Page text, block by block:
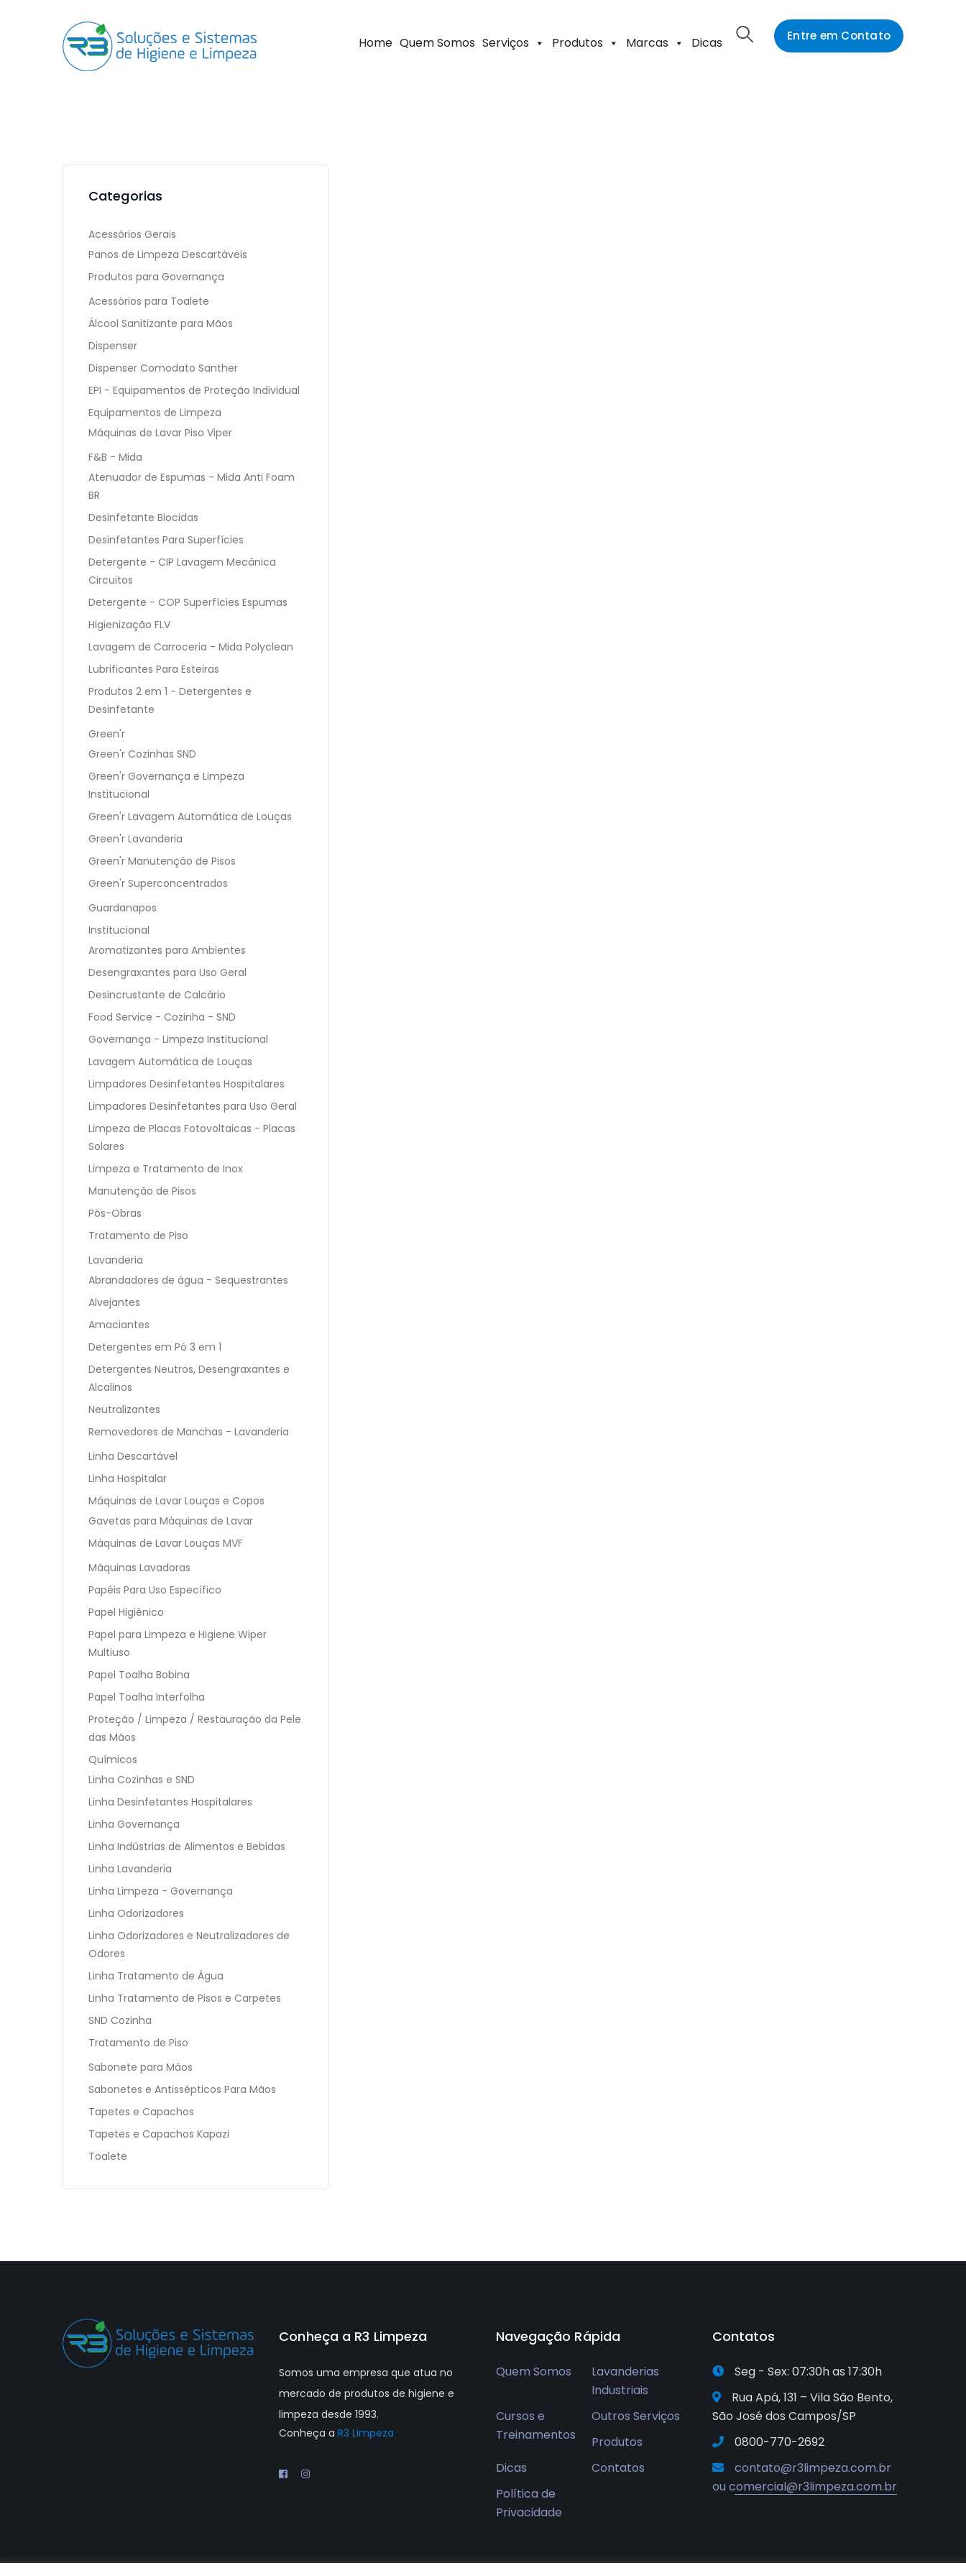
Entre em Contato
Home Quem Somos Serviços Produtos Marcas Dicas
Categorias
Acessórios Gerais
Panos de Limpeza Descartáveis
Produtos para Governança
Acessórios para Toalete
Álcool Sanitizante para Mãos
Dispenser
Dispenser Comodato Santher
EPI - Equipamentos de Proteção Individual
Equipamentos de Limpeza
Máquinas de Lavar Piso Viper
F&B - Mida
Atenuador de Espumas - Mida Anti Foam
BR
Desinfetante Biocidas
Desinfetantes Para Superfícies
Detergente - CIP Lavagem Mecânica
Circuitos
Detergente - COP Superfícies Espumas
Higienização FLV
Lavagem de Carroceria - Mida Polyclean
Lubrificantes Para Esteiras
Produtos 2 em 1 - Detergentes e
Desinfetante
Green'r
Green'r Cozinhas SND
Green'r Governança e Limpeza
Institucional
Green'r Lavagem Automática de Louças
Green'r Lavanderia
Green'r Manutenção de Pisos
Green'r Superconcentrados
Guardanapos
Institucional
Aromatizantes para Ambientes
Desengraxantes para Uso Geral
Desincrustante de Calcário
Food Service - Cozinha - SND
Governança - Limpeza Institucional
Lavagem Automática de Louças
Limpadores Desinfetantes Hospitalares
Limpadores Desinfetantes para Uso Geral
Limpeza de Placas Fotovoltaicas - Placas
Solares
Limpeza e Tratamento de Inox
Manutenção de Pisos
Pós-Obras
Tratamento de Piso
Lavanderia
Abrandadores de água - Sequestrantes
Alvejantes
Amaciantes
Detergentes em Pó 3 em 1
Detergentes Neutros, Desengraxantes e
Alcalinos
Neutralizantes
Removedores de Manchas - Lavanderia
Linha Descartável
Linha Hospitalar
Máquinas de Lavar Louças e Copos
Gavetas para Máquinas de Lavar
Máquinas de Lavar Louças MVF
Máquinas Lavadoras
Papéis Para Uso Específico
Papel Higiênico
Papel para Limpeza e Higiene Wiper
Multiuso
Papel Toalha Bobina
Papel Toalha Interfolha
Proteção / Limpeza / Restauração da Pele
das Mãos
Químicos
Linha Cozinhas e SND
Linha Desinfetantes Hospitalares
Linha Governança
Linha Indústrias de Alimentos e Bebidas
Linha Lavanderia
Linha Limpeza - Governança
Linha Odorizadores
Linha Odorizadores e Neutralizadores de
Odores
Linha Tratamento de Água
Linha Tratamento de Pisos e Carpetes
SND Cozinha
Tratamento de Piso
Sabonete para Mãos
Sabonetes e Antissépticos Para Mãos
Tapetes e Capachos
Tapetes e Capachos Kapazi
Toalete
Conheça a R3 Limpeza
Somos uma empresa que atua no
mercado de produtos de higiene e
limpeza desde 1993.
Conheça aR3 Limpeza
Navegação Rápida
Quem Somos
Lavanderias
Industriais
Cursos e
Treinamentos
Outros Serviços
Produtos
Dicas
Contatos
Política de
Privacidade
Contatos
Seg - Sex: 07:30h as 17:30h
Rua Apá, 131 – Vila São Bento,
São José dos Campos/SP
0800-770-2692
contato@r3limpeza.com.br
ou comercial@r3limpeza.com.br